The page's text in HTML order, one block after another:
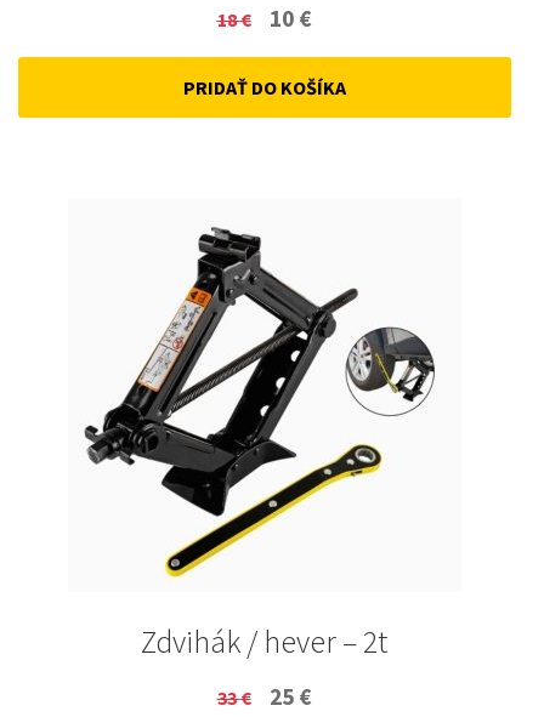
18€
Original
price
was:
10 €
price
is:
PRIDAŤ DO KOŠÍKA
Zdvihák / hever – 2t
33€
Original
25 €